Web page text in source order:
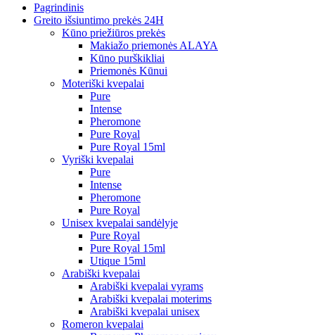
Pagrindinis
Greito išsiuntimo prekės 24H
Kūno priežiūros prekės
Makiažo priemonės ALAYA
Kūno purškikliai
Priemonės Kūnui
Moteriški kvepalai
Pure
Intense
Pheromone
Pure Royal
Pure Royal 15ml
Vyriški kvepalai
Pure
Intense
Pheromone
Pure Royal
Unisex kvepalai sandėlyje
Pure Royal
Pure Royal 15ml
Utique 15ml
Arabiški kvepalai
Arabiški kvepalai vyrams
Arabiški kvepalai moterims
Arabiški kvepalai unisex
Romeron kvepalai